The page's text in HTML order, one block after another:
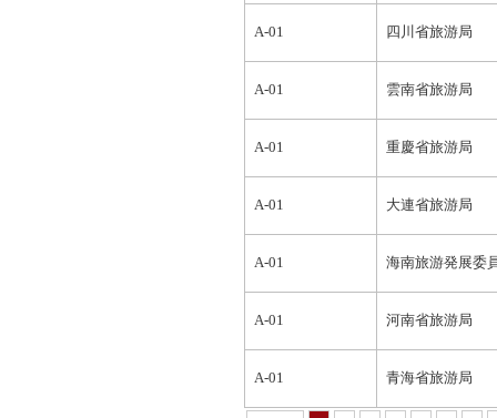
A-01 四川省旅游局
A-01 雲南省旅游局
A-01 重慶省旅游局
A-01 大連省旅游局
A-01 海南旅游発展委
A-01 河南省旅游局
A-01 青海省旅游局